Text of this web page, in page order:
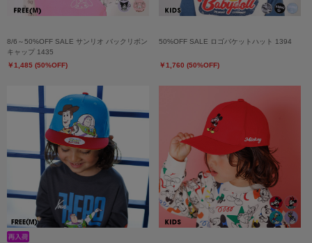
8/6～50%OFF SALE サンリオ バックリボン
キャップ 1435
￥1,485 (50%OFF)
50%OFF SALE ロゴバケットハット 1394
￥1,760 (50%OFF)